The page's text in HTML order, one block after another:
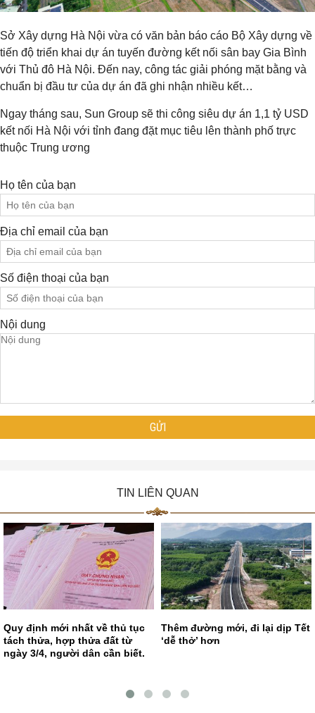
Sở Xây dựng Hà Nội vừa có văn bản báo cáo Bộ Xây dựng về
tiến độ triển khai dự án tuyến đường kết nối sân bay Gia Bình
với Thủ đô Hà Nội. Đến nay, công tác giải phóng mặt bằng và
chuẩn bị đầu tư của dự án đã ghi nhận nhiều kết…
Ngay tháng sau, Sun Group sẽ thi công siêu dự án 1,1 tỷ USD
kết nối Hà Nội với tỉnh đang đặt mục tiêu lên thành phố trực
thuộc Trung ương
Họ tên của bạn
Địa chỉ email của bạn
Số điện thoại của bạn
Nội dung
TIN LIÊN QUAN
Quy định mới nhất về thủ tục
tách thửa, hợp thửa đất từ
ngày 3/4, người dân cần biết.
Thêm đường mới, đi lại dịp Tết
‘dễ thở’ hơn